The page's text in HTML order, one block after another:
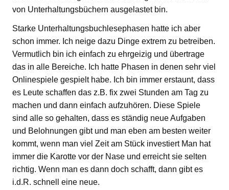
von Unterhaltungsbüchern ausgelastet bin.
Starke Unterhaltungsbuchlesephasen hatte ich aber
schon immer. Ich neige dazu Dinge extrem zu betreiben.
Vermutlich bin ich einfach zu ehrgeizig und übertrage
das in alle Bereiche. Ich hatte Phasen in denen sehr viel
Onlinespiele gespielt habe. Ich bin immer erstaunt, dass
es Leute schaffen das z.B. fix zwei Stunden am Tag zu
machen und dann einfach aufzuhören. Diese Spiele
sind alle so gehalten, dass es ständig neue Aufgaben
und Belohnungen gibt und man eben am besten weiter
kommt, wenn man viel Zeit am Stück investiert Man hat
immer die Karotte vor der Nase und erreicht sie selten
richtig. Wenn man es dann doch schafft, dann gibt es
i.d.R. schnell eine neue.